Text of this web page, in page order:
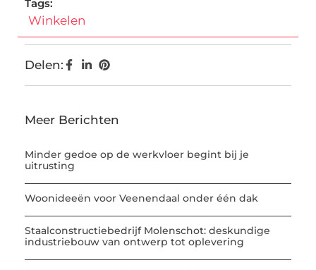
Tags:
Winkelen
Delen:
Meer Berichten
Minder gedoe op de werkvloer begint bij je
uitrusting
Woonideeën voor Veenendaal onder één dak
Staalconstructiebedrijf Molenschot: deskundige
industriebouw van ontwerp tot oplevering